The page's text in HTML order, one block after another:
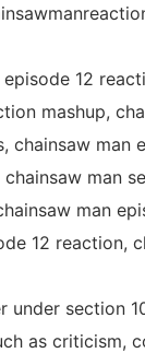
episode 12
mashup,
chainsaw man
man
man
12 reaction,
under section
as criticism,